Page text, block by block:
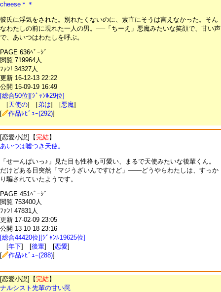
cheese＊＊
彼氏に浮気をされた。別れたくないのに、素直にそうは言えなかった。そん
なわたしの前に現れた一人の男。──「ちーえ」悪魔みたいな笑顔で、甘い声
で、あいつはわたしを呼ぶ。
PAGE 636ﾍﾟｰｼﾞ
閲覧 719964人
ﾌｧﾝ! 34327人
更新 16-12-13 22:22
公開 15-09-19 16:49
[総合50位][ｼﾞｬﾝﾙ29位]
[天使の] [弟は] [悪魔]
[
作品ﾚﾋﾞｭｰ(292)]
[恋愛小説]【完結】
あいつは嘘つき天使。
「せーんぱいっ♪」見た目も性格も可愛い、まるで天使みたいな後輩くん。
だけどある日突然「マジうざいんですけど」───どうやらわたしは、すっか
り騙されていたようです。
PAGE 451ﾍﾟｰｼﾞ
閲覧 753400人
ﾌｧﾝ! 47831人
更新 17-02-09 23:05
公開 13-10-18 23:16
[総合44420位][ｼﾞｬﾝﾙ19625位]
[年下] [後輩] [恋愛]
[
作品ﾚﾋﾞｭｰ(288)]
[恋愛小説]【完結】
ナルシスト先輩の甘い罠